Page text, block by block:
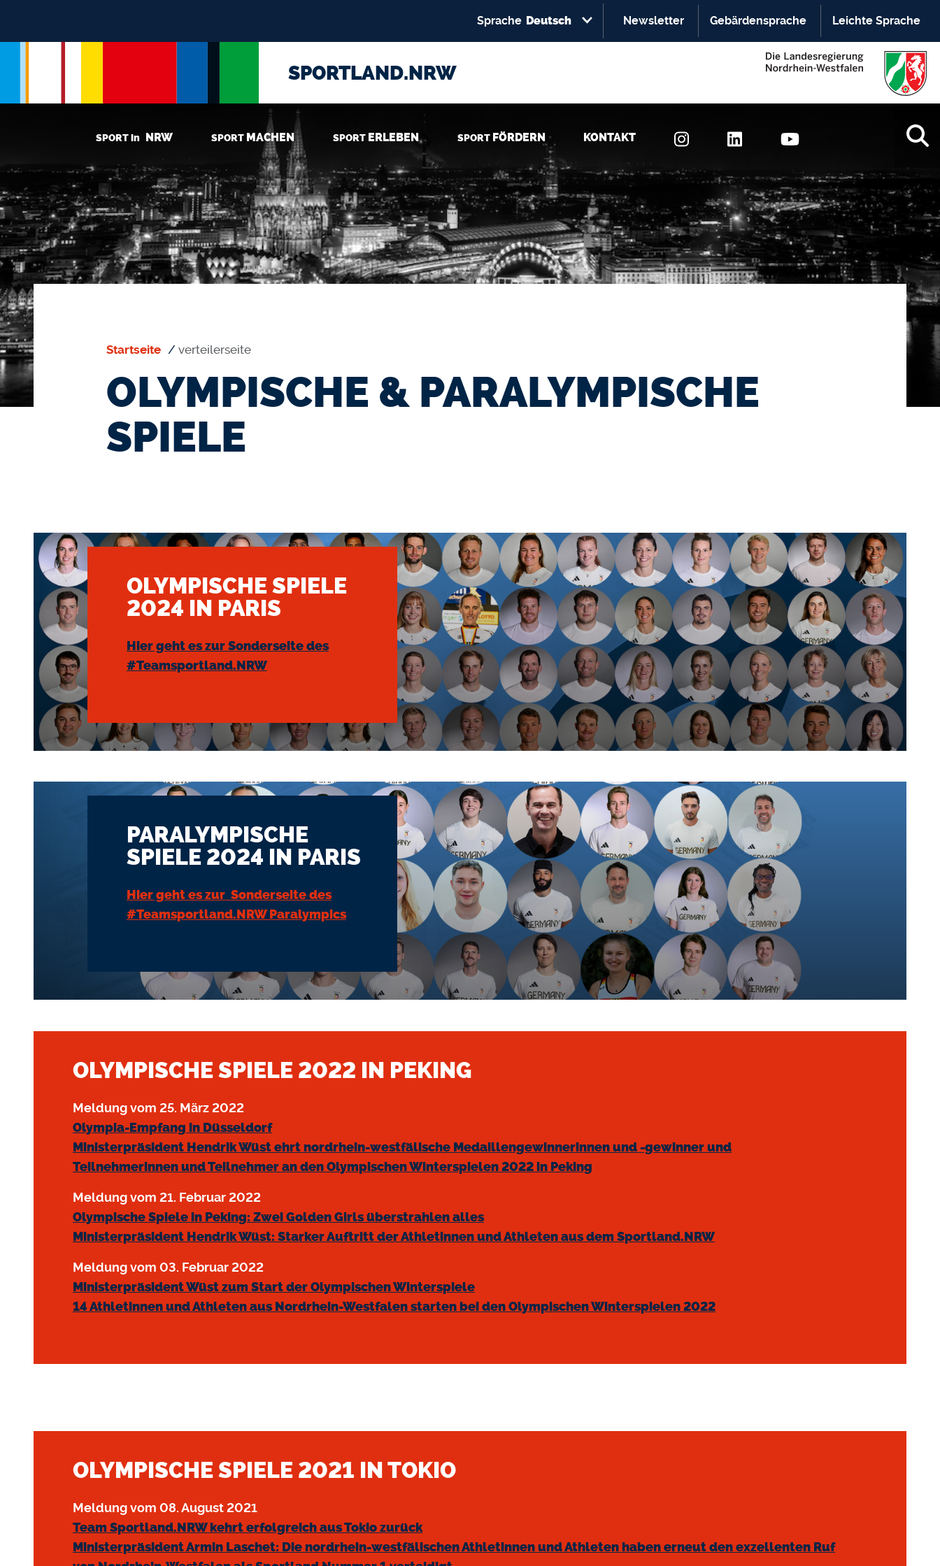
Sprache Deutsch Newsletter Gebärdensprache Leichte Sprache
SPORTLAND.NRW
SPORT in NRW SPORT MACHEN SPORT ERLEBEN SPORT FÖRDERN KONTAKT
Startseite verteilerseite
OLYMPISCHE & PARALYMPISCHE
SPIELE
OLYMPISCHE SPIELE
2024 IN PARIS
Hier geht es zur Sonderseite des
#Teamsportland.NRW
PARALYMPISCHE
SPIELE 2024 IN PARIS
Hier geht es zur Sonderseite des
#Teamsportland.NRW Paralympics
OLYMPISCHE SPIELE 2022 IN PEKING
Meldung vom 25. März 2022
Olympia-Empfang in Düsseldorf
Ministerpräsident Hendrik Wüst ehrt nordrhein-westfälische Medaillengewinnerinnen und -gewinner und
Teilnehmerinnen und Teilnehmer an den Olympischen Winterspielen 2022 in Peking
Meldung vom 21. Februar 2022
Olympische Spiele in Peking: Zwei Golden Girls überstrahlen alles
Ministerpräsident Hendrik Wüst: Starker Auftritt der Athletinnen und Athleten aus dem Sportland.NRW
Meldung vom 03. Februar 2022
Ministerpräsident Wüst zum Start der Olympischen Winterspiele
14 Athletinnen und Athleten aus Nordrhein-Westfalen starten bei den Olympischen Winterspielen 2022
OLYMPISCHE SPIELE 2021 IN TOKIO
Meldung vom 08. August 2021
Team Sportland.NRW kehrt erfolgreich aus Tokio zurück
Ministerpräsident Armin Laschet: Die nordrhein-westfälischen Athletinnen und Athleten haben erneut den exzellenten Ruf